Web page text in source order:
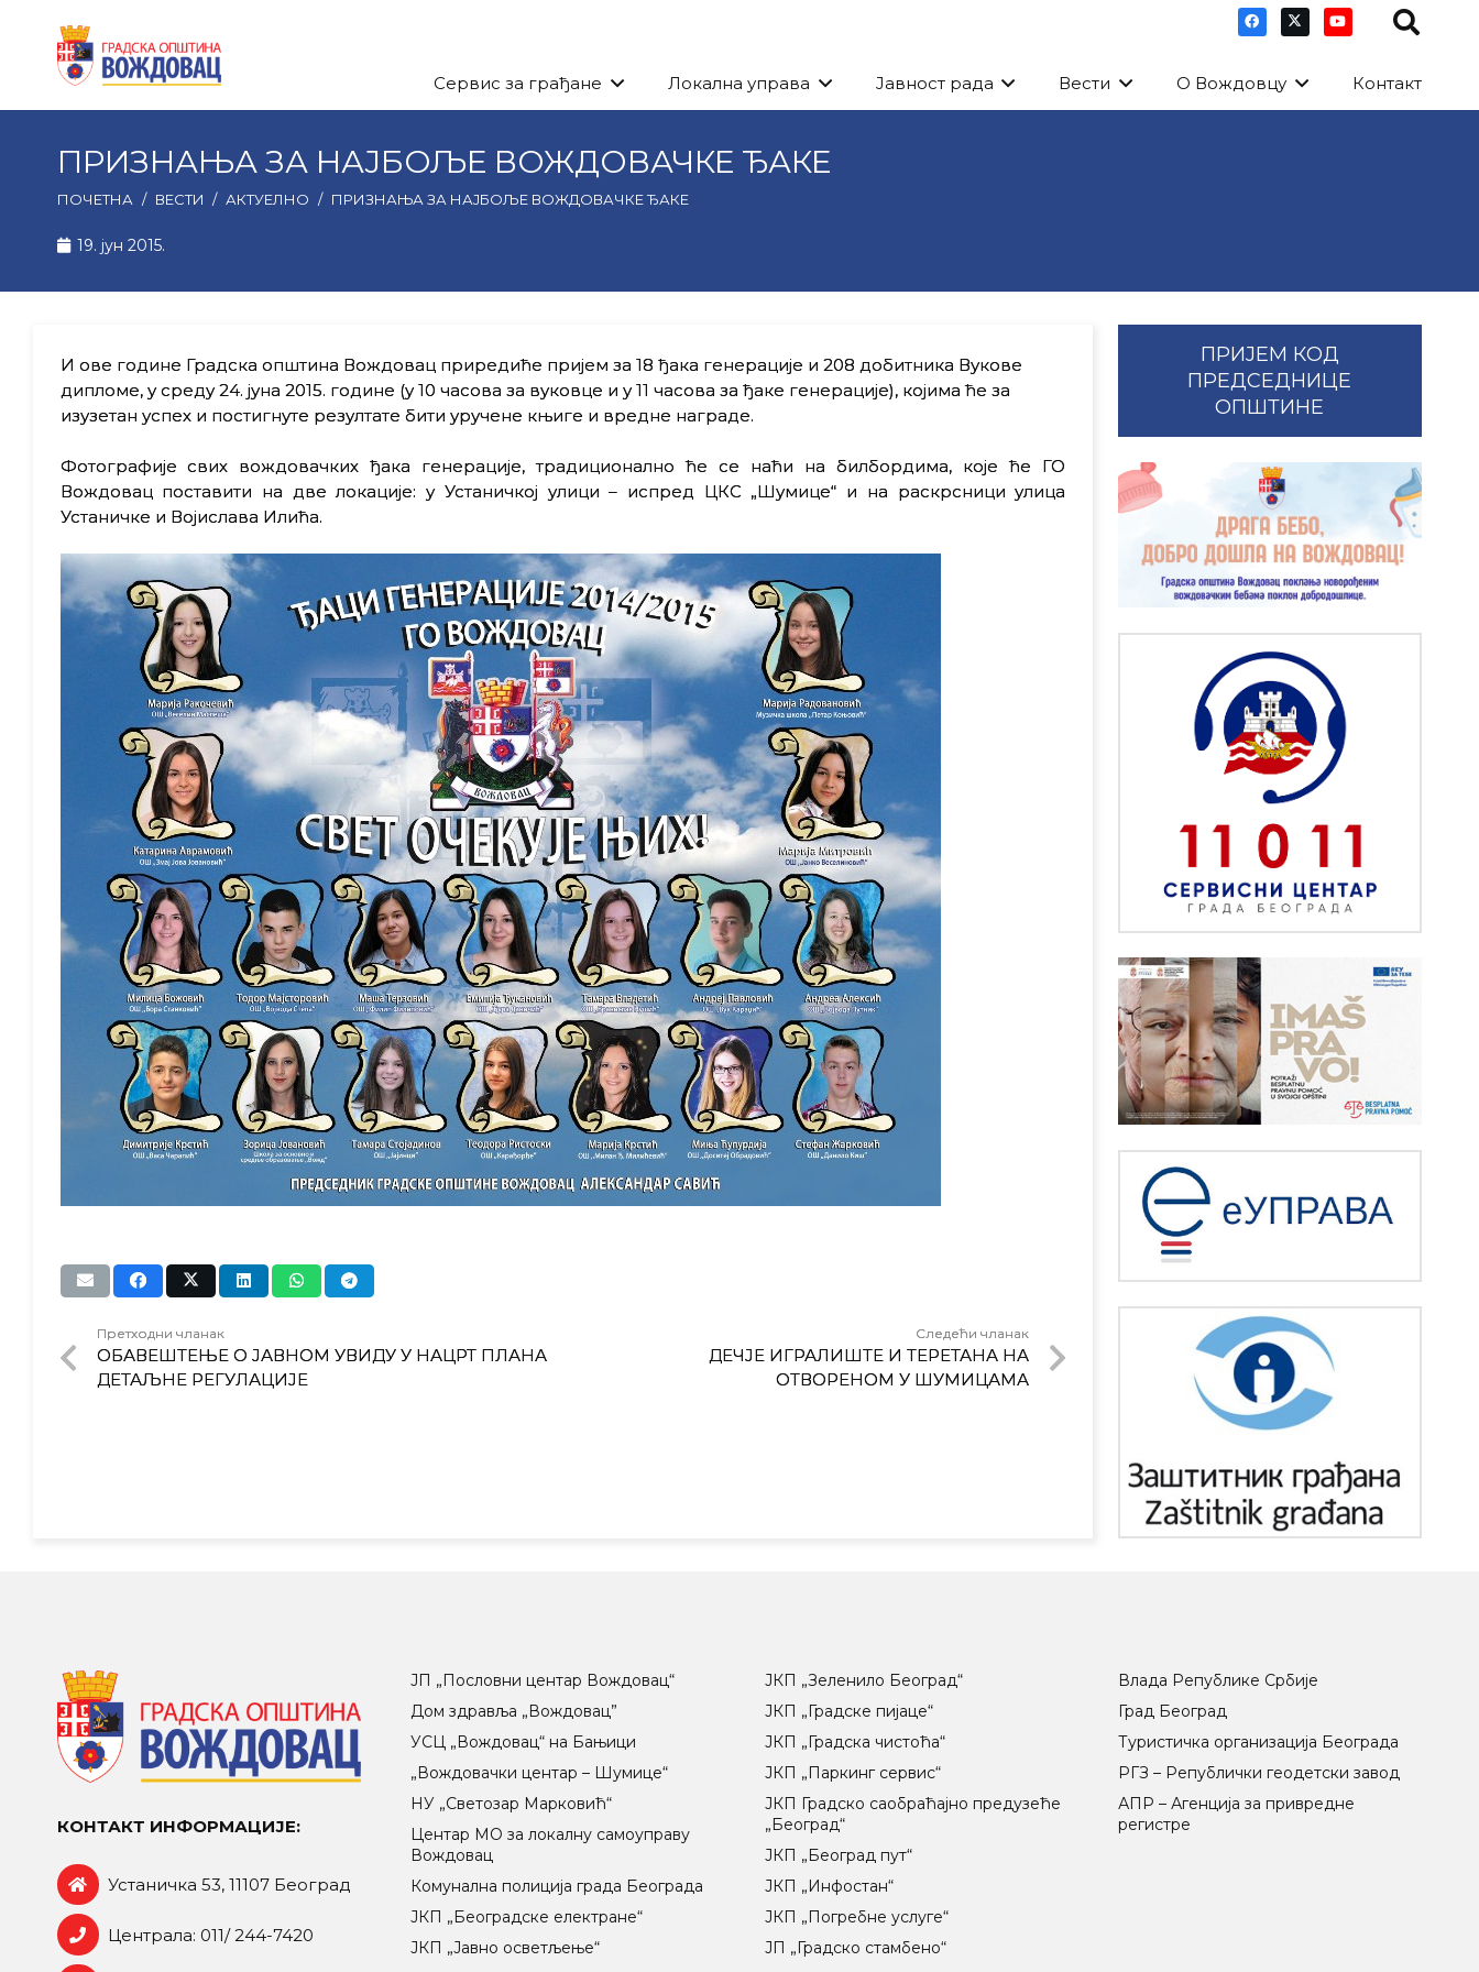
Сервис за грађане Локална управа Јавност рада Вести О Вождовцу Контакт
ПРИЗНАЊА ЗА НАЈБОЉЕ ВОЖДОВАЧКЕ ЂАКЕ
ПОЧЕТНА / ВЕСТИ / АКТУЕЛНО / ПРИЗНАЊА ЗА НАЈБОЉЕ ВОЖДОВАЧКЕ ЂАКЕ
19. јун 2015.
И ове године Градска општина Вождовац приредиће пријем за 18 ђака генерације и 208 добитника Вукове
дипломе, у среду 24. јуна 2015. године (у 10 часова за вуковце и у 11 часова за ђаке генерације), којима ће за
изузетан успех и постигнуте резултате бити уручене књиге и вредне награде.
Фотографије свих вождовачких ђака генерације, традиционално ће се наћи на билбордима, које ће ГО
Вождовац поставити на две локације: у Устаничкој улици – испред ЦКС „Шумице“ и на раскрсници улица
Устаничке и Војислава Илића.
Претходни чланак
OБАВЕШТЕЊЕ О ЈАВНОМ УВИДУ У НАЦРТ ПЛАНА
ДЕТАЉНЕ РЕГУЛАЦИЈЕ
Следећи чланак
ДЕЧЈЕ ИГРАЛИШТЕ И ТЕРЕТАНА НА
ОТВОРЕНОМ У ШУМИЦАМА
ПРИЈЕМ КОД
ПРЕДСЕДНИЦЕ
ОПШТИНЕ
КОНТАКТ ИНФОРМАЦИЈЕ:
Устаничка 53, 11107 Београд
Централа: 011/ 244-7420
ЈП „Пословни центар Вождовац“
Дом здравља „Вождовац”
УСЦ „Вождовац“ на Бањици
„Вождовачки центар – Шумице“
НУ „Светозар Марковић“
Центар МO за локалну самоуправу
Вождовац
Комунална полиција града Београда
ЈКП „Београдске електране“
ЈКП „Јавно осветљење“
ЈКП „Зеленило Београд“
ЈКП „Градске пијаце“
ЈКП „Градска чистоћа“
ЈКП „Паркинг сервис“
ЈКП Градско саобраћајно предузеће
„Београд“
ЈКП „Београд пут“
ЈКП „Инфостан“
ЈКП „Погребне услуге“
ЈП „Градско стамбено“
Влада Републике Србије
Град Београд
Туристичка организација Београда
РГЗ – Републички геодетски завод
АПР – Агенција за привредне
регистре